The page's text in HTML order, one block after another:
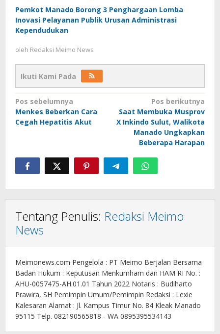
Pemkot Manado Borong 3 Penghargaan Lomba
Inovasi Pelayanan Publik Urusan Administrasi
Kependudukan
oleh Redaksi Meimo News
Ikuti Kami Pada
Navigasi
pos
Pos sebelumnya
Menkes Beberkan Cara
Cegah Hepatitis Akut
Pos berikutnya
Saat Membuka Musprov
X Inkindo Sulut, Walikota
Manado Ungkapkan
Beberapa Harapan
Tentang Penulis: Redaksi Meimo
News
Meimonews.com Pengelola : PT Meimo Berjalan Bersama
Badan Hukum : Keputusan Menkumham dan HAM RI No. :
AHU-0057475-AH.01.01 Tahun 2022 Notaris : Budiharto
Prawira, SH Pemimpin Umum/Pemimpin Redaksi : Lexie
Kalesaran Alamat : Jl. Kampus Timur No. 84 Kleak Manado
95115 Telp. 082190565818 - WA 0895395534143